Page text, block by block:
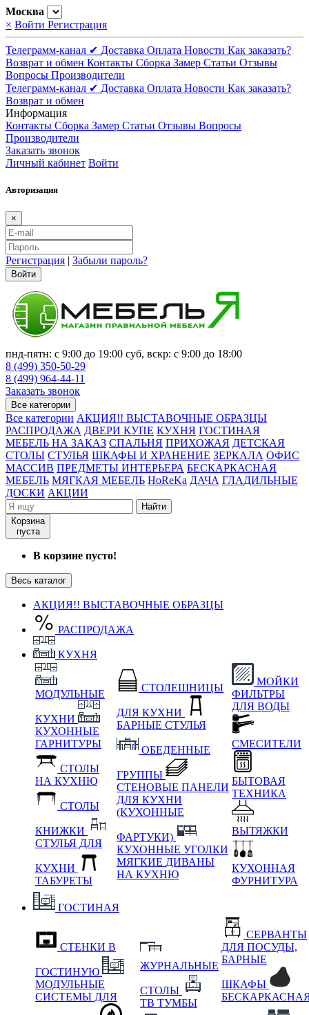
Москва
× Войти Регистрация
Телеграмм-канал ✔ Доставка Оплата Новости Как заказать?
Возврат и обмен Контакты Сборка Замер Статьи Отзывы
Вопросы Производители
Телеграмм-канал ✔ Доставка Оплата Новости Как заказать?
Возврат и обмен
Информация
Контакты Сборка Замер Статьи Отзывы Вопросы
Производители
Заказать звонок
Личный кабинет Войти
Авторизация
×
Регистрация | Забыли пароль?
Войти
пнд-пятн: с 9:00 до 19:00 суб, вскр: с 9:00 до 18:00
8 (499) 350-50-29
8 (499) 964-44-11
Заказать звонок
Все категории
Все категории АКЦИЯ!! ВЫСТАВОЧНЫЕ ОБРАЗЦЫ
РАСПРОДАЖА ДВЕРИ КУПЕ КУХНЯ ГОСТИНАЯ
МЕБЕЛЬ НА ЗАКАЗ СПАЛЬНЯ ПРИХОЖАЯ ДЕТСКАЯ
СТОЛЫ СТУЛЬЯ ШКАФЫ И ХРАНЕНИЕ ЗЕРКАЛА ОФИС
МАССИВ ПРЕДМЕТЫ ИНТЕРЬЕРА БЕСКАРКАСНАЯ
МЕБЕЛЬ МЯГКАЯ МЕБЕЛЬ HoReKa ДАЧА ГЛАДИЛЬНЫЕ
ДОСКИ АКЦИИ
Найти
Корзина
пуста
В корзине пусто!
Весь каталог
АКЦИЯ!! ВЫСТАВОЧНЫЕ ОБРАЗЦЫ
РАСПРОДАЖА
КУХНЯ
МОДУЛЬНЫЕ
КУХНИ
КУХОННЫЕ
ГАРНИТУРЫ
СТОЛЫ
НА КУХНЮ
СТОЛЫ
КНИЖКИ
СТУЛЬЯ ДЛЯ
КУХНИ
ТАБУРЕТЫ
СТОЛЕШНИЦЫ
ДЛЯ КУХНИ
БАРНЫЕ СТУЛЬЯ
ОБЕДЕННЫЕ
ГРУППЫ
СТЕНОВЫЕ ПАНЕЛИ
ДЛЯ КУХНИ
(КУХОННЫЕ
ФАРТУКИ)
КУХОННЫЕ УГОЛКИ
МЯГКИЕ ДИВАНЫ
НА КУХНЮ
МОЙКИ
ФИЛЬТРЫ
ДЛЯ ВОДЫ
СМЕСИТЕЛИ
БЫТОВАЯ
ТЕХНИКА
ВЫТЯЖКИ
КУХОННАЯ
ФУРНИТУРА
ГОСТИНАЯ
СТЕНКИ В
ГОСТИНУЮ
МОДУЛЬНЫЕ
СИСТЕМЫ ДЛЯ
ЖУРНАЛЬНЫЕ
СТОЛЫ
ТВ ТУМБЫ
СЕРВАНТЫ
ДЛЯ ПОСУДЫ,
БАРНЫЕ
ШКАФЫ